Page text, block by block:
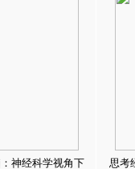
神经科学视角下
思考